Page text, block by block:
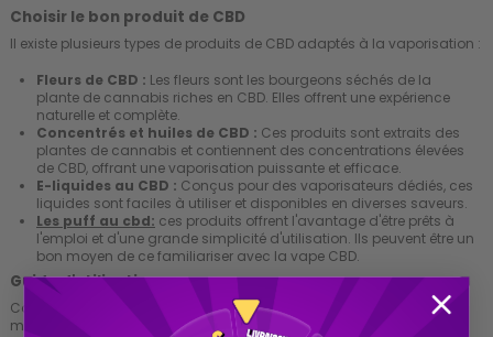
Choisir le bon produit de CBD
Il existe plusieurs types de produits de CBD adaptés à la vaporisation :
Fleurs de CBD : Les fleurs sont les bourgeons séchés de la
plante de cannabis riches en CBD. Elles offrent une expérience
naturelle et complète.
Concentrés et huiles de CBD : Ces produits sont extraits des
plantes de cannabis et contiennent des concentrations élevées
de CBD, offrant une vaporisation puissante et efficace.
E-liquides au CBD : Conçus pour des vaporisateurs dédiés, ces
liquides sont faciles à utiliser et disponibles en diverses saveurs.
Les puff au cbd: ces produits offrent l'avantage d'être prêts à
l'emploi et d'une grande simplicité d'utilisation. Ils peuvent être un
bon moyen de ce familiariser avec la vape CBD.
Guide d'utilisation
Commencer avec un vaporisateur de CBD peut sembler intimidant,
mais ces étapes simplifient le processus :